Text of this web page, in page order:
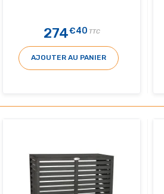
274€40 TTC
AJOUTER AU PANIER